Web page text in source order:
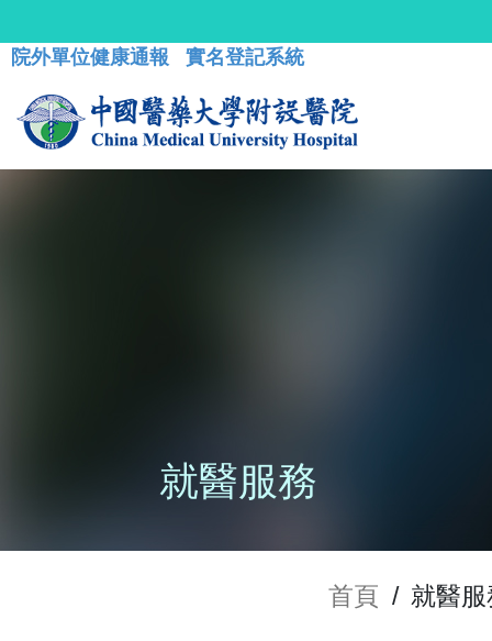
院外單位健康通報 實名登記系統
就醫服務
首頁 / 就醫